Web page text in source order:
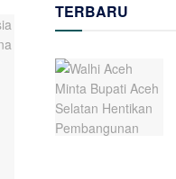
TERBARU